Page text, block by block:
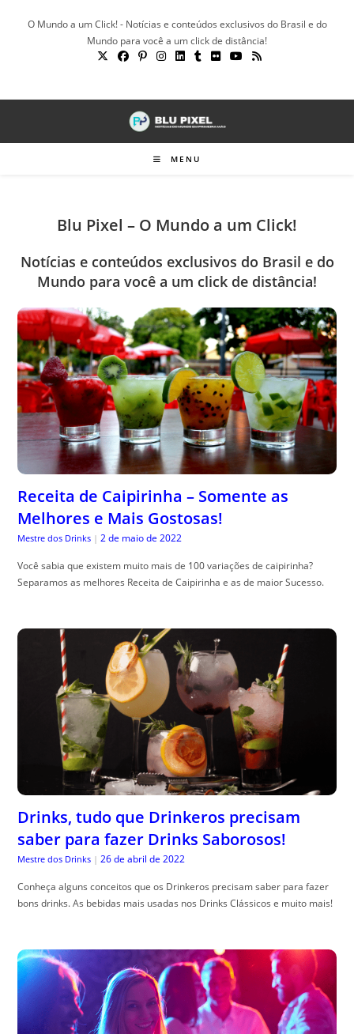
O Mundo a um Click! - Notícias e conteúdos exclusivos do Brasil e do
Mundo para você a um click de distância!
MENU
Blu Pixel – O Mundo a um Click!
Notícias e conteúdos exclusivos do Brasil e do
Mundo para você a um click de distância!
Receita de Caipirinha – Somente as
Melhores e Mais Gostosas!
Mestre dos Drinks | 2 de maio de 2022
Você sabia que existem muito mais de 100 variações de caipirinha?
Separamos as melhores Receita de Caipirinha e as de maior Sucesso.
Drinks, tudo que Drinkeros precisam
saber para fazer Drinks Saborosos!
Mestre dos Drinks | 26 de abril de 2022
Conheça alguns conceitos que os Drinkeros precisam saber para fazer
bons drinks. As bebidas mais usadas nos Drinks Clássicos e muito mais!